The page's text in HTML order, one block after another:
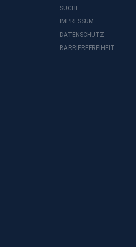
SUCHE
IMPRESSUM
DATENSCHUTZ
BARRIEREFREIHEIT